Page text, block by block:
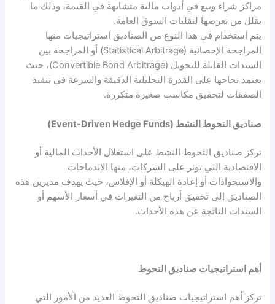
مراكز شراء وبيع في أدوات مالية متشابهة في القيمة، وذلك ما
يقلل من تعرضها لتقلبات السوق العامة.
يتم استخدام في هذا النوع من الصناديق استراتيجيات منها
المراجحة الإحصائية (Statistical Arbitrage) أو المراجحة بين
السندات القابلة للتحويل (Convertible Bond Arbitrage)، حيث
يعتمد نجاحها على القدرة التحليلية الدقيقة والسرعة في تنفيذ
الصفقات لتحقيق مكاسب صغيرة متكررة.
صناديق التحوط النشط (Event-Driven Hedge Funds)
تركز صناديق التحوط النشط على استغلال الأحداث المالية أو
الاقتصادية التي تؤثر على الشركات، منها الاندماجات
والاستحواذات أو إعادة الهيكلة أو الإفلاس، حيث يهدف مديرين هذه
الصناديق إلى تحقيق أرباح من التغيرات في أسعار الأسهم أو
السندات الناتجة عن هذه الأحداث.
أهم استراتيجيات صناديق التحوط
تركز أهم استراتيجيات صناديق التحوط العديد من الأمور التي